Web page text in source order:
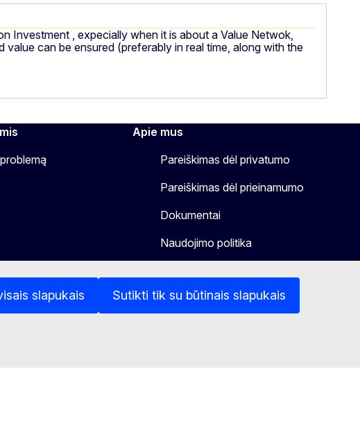
slapukais Sutikti tik su būtinais slapukais
Investment , expecially when it is about a Value Netwok,
can be ensured (preferably in real time, along with the
Apie mus
Pareiškimas dėl privatumo
Pareiškimas dėl prieinamumo
Dokumentai
Naudojimo politika